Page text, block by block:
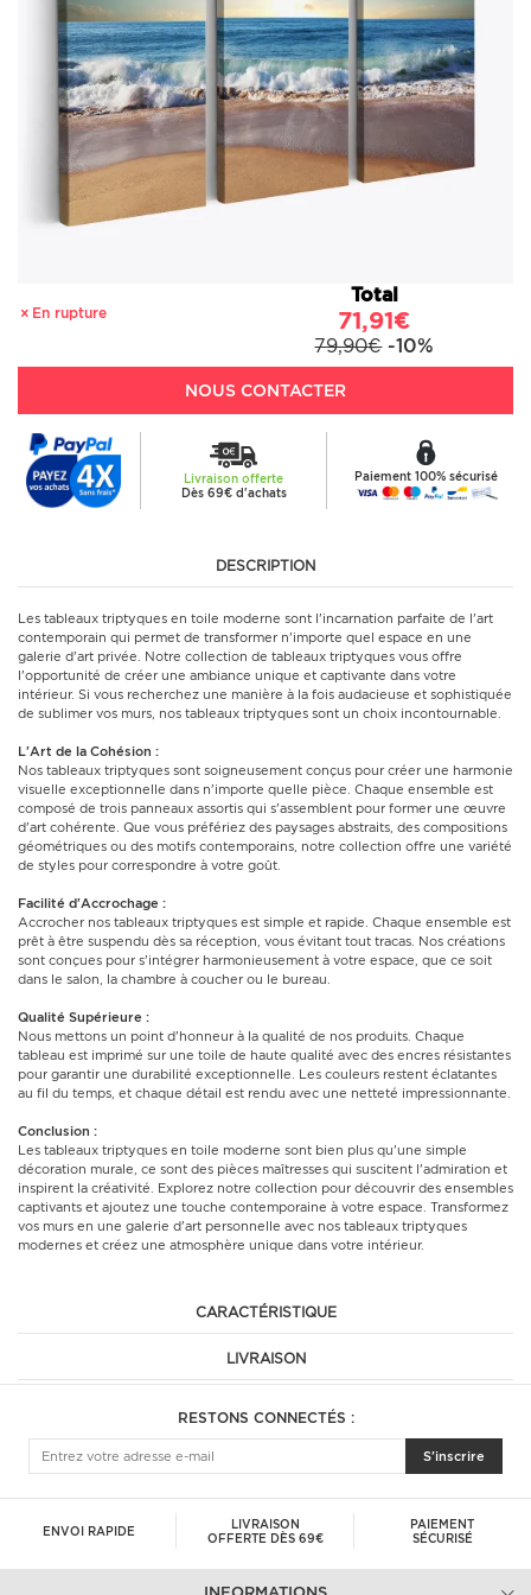
En rupture
Total
71,91€
79,90€ -10%
NOUS CONTACTER
Livraison offerte
Dès 69€ d'achats
Paiement 100% sécurisé
DESCRIPTION
Les tableaux triptyques en toile moderne sont l'incarnation parfaite de l'art
contemporain qui permet de transformer n'importe quel espace en une
galerie d'art privée. Notre collection de tableaux triptyques vous offre
l'opportunité de créer une ambiance unique et captivante dans votre
intérieur. Si vous recherchez une manière à la fois audacieuse et sophistiquée
de sublimer vos murs, nos tableaux triptyques sont un choix incontournable.
L'Art de la Cohésion :
Nos tableaux triptyques sont soigneusement conçus pour créer une harmonie
visuelle exceptionnelle dans n'importe quelle pièce. Chaque ensemble est
composé de trois panneaux assortis qui s'assemblent pour former une œuvre
d'art cohérente. Que vous préfériez des paysages abstraits, des compositions
géométriques ou des motifs contemporains, notre collection offre une variété
de styles pour correspondre à votre goût.
Facilité d'Accrochage :
Accrocher nos tableaux triptyques est simple et rapide. Chaque ensemble est
prêt à être suspendu dès sa réception, vous évitant tout tracas. Nos créations
sont conçues pour s'intégrer harmonieusement à votre espace, que ce soit
dans le salon, la chambre à coucher ou le bureau.
Qualité Supérieure :
Nous mettons un point d'honneur à la qualité de nos produits. Chaque
tableau est imprimé sur une toile de haute qualité avec des encres résistantes
pour garantir une durabilité exceptionnelle. Les couleurs restent éclatantes
au fil du temps, et chaque détail est rendu avec une netteté impressionnante.
Conclusion :
Les tableaux triptyques en toile moderne sont bien plus qu'une simple
décoration murale, ce sont des pièces maîtresses qui suscitent l'admiration et
inspirent la créativité. Explorez notre collection pour découvrir des ensembles
captivants et ajoutez une touche contemporaine à votre espace. Transformez
vos murs en une galerie d'art personnelle avec nos tableaux triptyques
modernes et créez une atmosphère unique dans votre intérieur.
CARACTÉRISTIQUE
LIVRAISON
RESTONS CONNECTÉS :
S'inscrire
ENVOI RAPIDE
LIVRAISON
OFFERTE DÈS 69€
PAIEMENT
SÉCURISÉ